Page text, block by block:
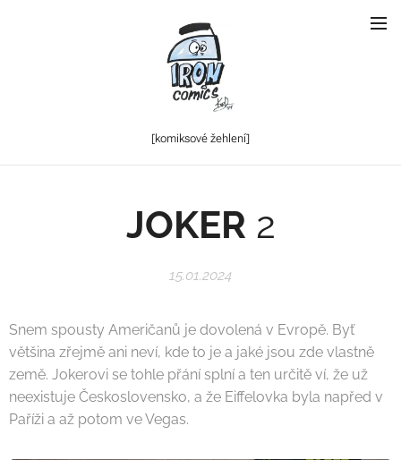
[komiksové žehlení]
JOKER 2
15.01.2024
Snem spousty Američanů je dovolená v Evropě. Byť
většina zřejmě ani neví, kde to je a jaké jsou zde vlastně
země. Jokerovi se tohle přání splní a ten určitě ví, že už
neexistuje Československo, a že Eiffelovka byla napřed v
Paříži a až potom ve Vegas.